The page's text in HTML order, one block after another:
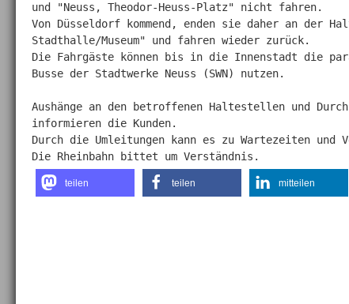
und "Neuss, Theodor-Heuss-Platz" nicht fahren.
Von Düsseldorf kommend, enden sie daher an der
Stadthalle/Museum" und fahren wieder zurück.
Die Fahrgäste können bis in die Innenstadt die
Busse der Stadtwerke Neuss (SWN) nutzen.
Aushänge an den betroffenen Haltestellen und
informieren die Kunden.
Durch die Umleitungen kann es zu Wartezeiten und
Die Rheinbahn bittet um Verständnis.
teilen teilen mitteilen